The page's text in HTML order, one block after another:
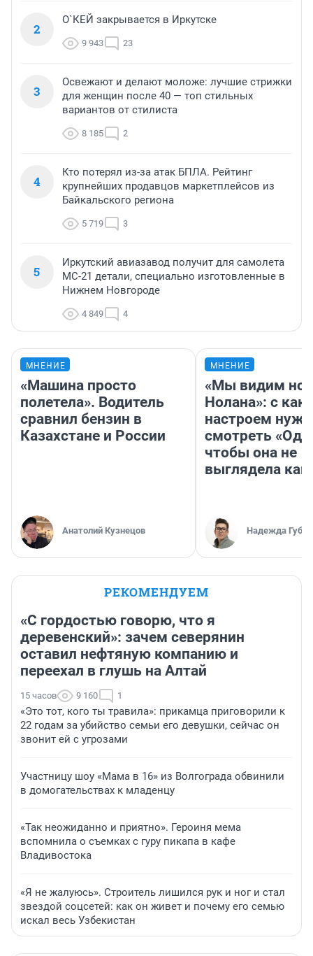
2
О`КЕЙ закрывается в Иркутске
9 943 23
3
Освежают и делают моложе: лучшие стрижки
для женщин после 40 — топ стильных
вариантов от стилиста
8 185 2
4
Кто потерял из-за атак БПЛА. Рейтинг
крупнейших продавцов маркетплейсов из
Байкальского региона
5 719 3
5
Иркутский авиазавод получит для самолета
МС-21 детали, специально изготовленные в
Нижнем Новгороде
4 849 4
МНЕНИЕ
«Машина просто
полетела». Водитель
сравнил бензин в
Казахстане и России
Анатолий Кузнецов
МНЕНИЕ
«Мы видим
Нолана»: с
настроем
смотреть
чтобы она не
выглядела как
Надежда
РЕКОМЕНДУЕМ
«С гордостью говорю, что я
деревенский»: зачем северянин
оставил нефтяную компанию и
переехал в глушь на Алтай
15 часов 9 160 1
«Это тот, кого ты травила»: прикамца приговорили к
22 годам за убийство семьи его девушки, сейчас он
звонит ей с угрозами
Участницу шоу «Мама в 16» из Волгограда обвинили
в домогательствах к младенцу
«Так неожиданно и приятно». Героиня мема
вспомнила о съемках с гуру пикапа в кафе
Владивостока
«Я не жалуюсь». Строитель лишился рук и ног и стал
звездой соцсетей: как он живет и почему его семью
искал весь Узбекистан